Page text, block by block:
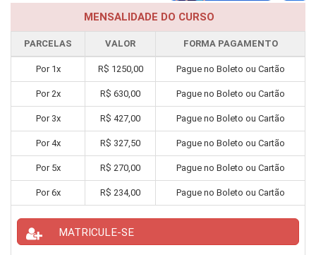
MENSALIDADE DO CURSO
PARCELAS VALOR FORMA PAGAMENTO
Por 1x R$ 1250,00 Pague no Boleto ou Cartão
Por2x R$ 630,00 Pague no Boleto ou Cartão
Por 3x R$ 427,00 Pague no Boleto ou Cartão
Por4x R$ 327,50 Pague no Boleto ou Cartão
Por 5x R$ 270,00 Pague no Boleto ou Cartão
Por6x R$ 234,00 Pague no Boleto ou Cartão
MATRICULE-SE